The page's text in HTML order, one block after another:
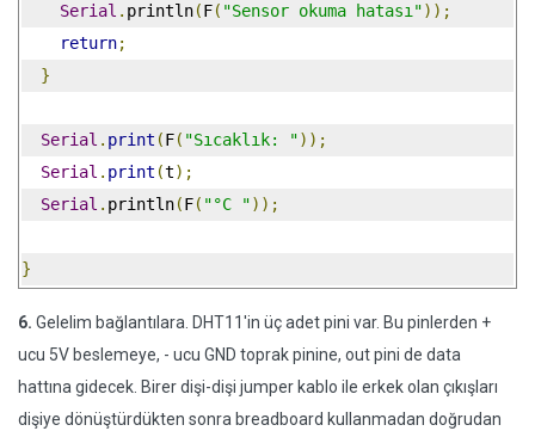
Serial . println(F( "Sensor okuma hatası"));
return;
}
Serial . print (F( "Sıcaklık: "));
Serial . print (t);
Serial . println(F( "°C "));
}
6. Gelelim bağlantılara. DHT11'in üç adet pini var. Bu pinlerden +
ucu 5V beslemeye, - ucu GND toprak pinine, out pini de data
hattına gidecek. Birer dişi-dişi jumper kablo ile erkek olan çıkışları
dişiye dönüştürdükten sonra breadboard kullanmadan doğrudan